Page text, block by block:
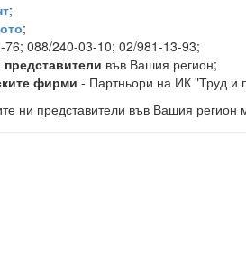
;
;
76; 088/240-03-10; 02/981-13-93;
във Вашия регион;
фирми - Партньори на ИК "Труд и
ни представители във Вашия